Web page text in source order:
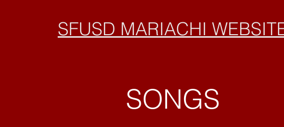
SFUSD MARIACHI
SONGS